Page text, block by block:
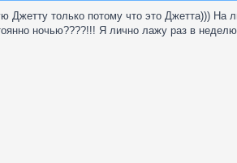
только потому что это Джетта))) На
ночью????!!! Я лично лажу раз в